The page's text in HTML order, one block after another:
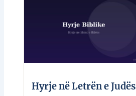
Hyrje në Letrën e Judës